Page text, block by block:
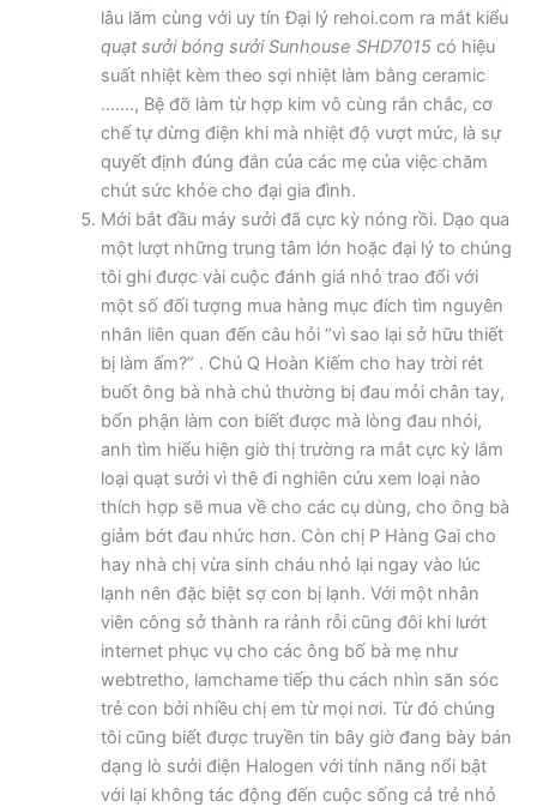
lâu lăm cùng với uy tín Đại lý rehoi.com ra mắt kiểu
quạt sưởi bóng sưởi Sunhouse SHD7015có hiệu
suất nhiệt kèm theo sợi nhiệt làm bằng ceramic
……., Bệ đỡ làm từ hợp kim vô cùng rắn chắc, cơ
chế tự dừng điện khi mà nhiệt độ vượt mức, là sự
quyết định đúng đắn của các mẹ của việc chăm
chút sức khỏe cho đại gia đình.
Mới bắt đầu máy sưởi đã cực kỳ nóng rồi. Dạo qua
một lượt những trung tâm lớn hoặc đại lý to chúng
tôi ghi được vài cuộc đánh giá nhỏ trao đổi với
một số đối tượng mua hàng mục đích tìm nguyên
nhân liên quan đến câu hỏi “vì sao lại sở hữu thiết
bị làm ấm?” . Chú Q Hoàn Kiếm cho hay trời rét
buốt ông bà nhà chú thường bị đau mỏi chân tay,
bổn phận làm con biết được mà lòng đau nhói,
anh tìm hiểu hiện giờ thị trường ra mắt cực kỳ lắm
loại quạt sưởi vì thê đi nghiên cứu xem loại nào
thích hợp sẽ mua về cho các cụ dùng, cho ông bà
giảm bớt đau nhức hơn. Còn chị P Hàng Gai cho
hay nhà chị vừa sinh cháu nhỏ lại ngay vào lúc
lạnh nên đặc biệt sợ con bị lạnh. Với một nhân
viên công sở thành ra rảnh rỗi cũng đôi khi lướt
internet phục vụ cho các ông bố bà mẹ như
webtretho, lamchame tiếp thu cách nhìn săn sóc
trẻ con bởi nhiều chị em từ mọi nơi. Từ đó chúng
tôi cũng biết được truyền tin bây giờ đang bày bán
dạng lò sưởi điện Halogen với tính năng nổi bật
với lại không tác động đến cuộc sống cả trẻ nhỏ